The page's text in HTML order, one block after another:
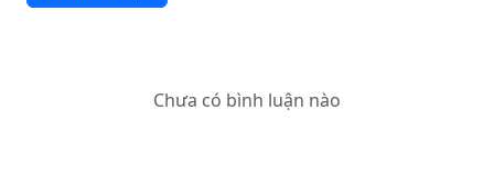
Chưa có bình luận nào